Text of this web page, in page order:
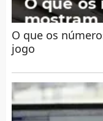
O que os
jogo